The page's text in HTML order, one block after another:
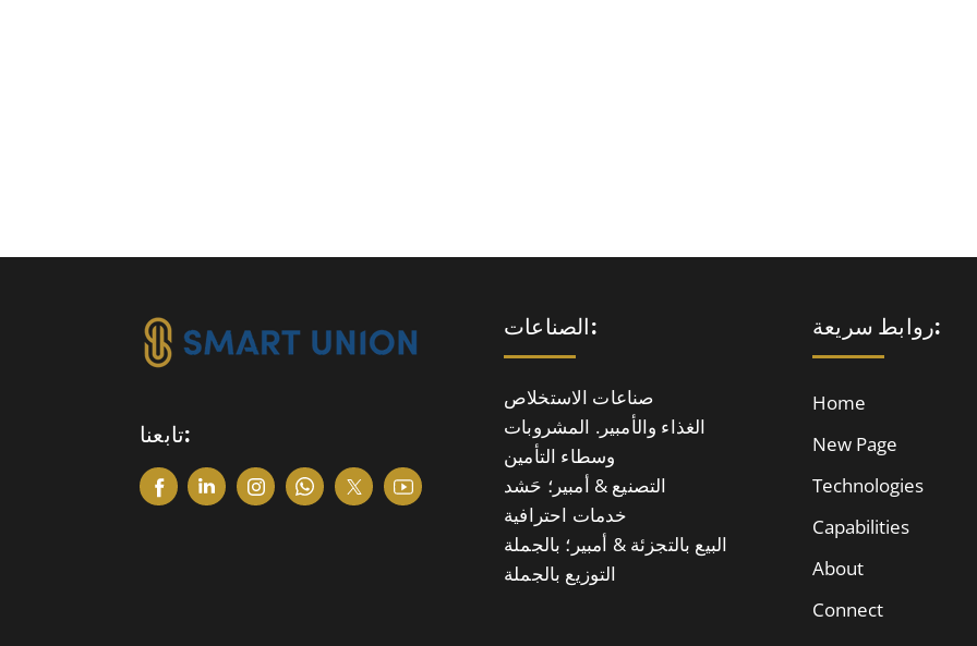
تابعنا:
الصناعات:
صناعات الاستخلاص
الغذاء والأمبير. المشروبات
وسطاء التأمين
التصنيع & أمبير؛ حَشد
خدمات احترافية
البيع بالتجزئة & أمبير؛ بالجملة
التوزيع بالجملة
روابط سريعة:
Home
New Page
Technologies
Capabilities
About
Connect